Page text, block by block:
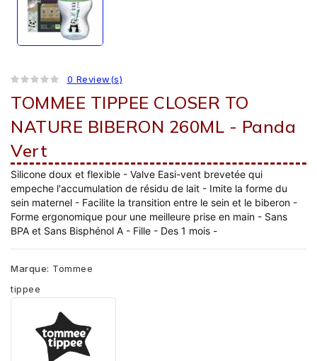
0 Review(s)
TOMMEE TIPPEE CLOSER TO
NATURE BIBERON 260ML - Panda
Vert
Silicone doux et flexible - Valve Easi-vent brevetée qui
empeche l'accumulation de résidu de lait - Imite la forme du
sein maternel - Facilite la transition entre le sein et le biberon -
Forme ergonomique pour une meilleure prise en main - Sans
BPA et Sans Bisphénol A - Fille - Des 1 mois -
Marque: Tommee
tippee